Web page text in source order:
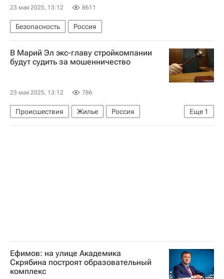
23 мая 2025, 13:12 8611
Безопасность Россия
В Марий Эл экс-главу стройкомпании
будут судить за мошенничество
23 мая 2025, 13:12 786
Еще 1
Происшествия Жилье
Россия
Республика Марий Эл
Ефимов: на улице Академика
Скрябина построят образовательный
комплекс